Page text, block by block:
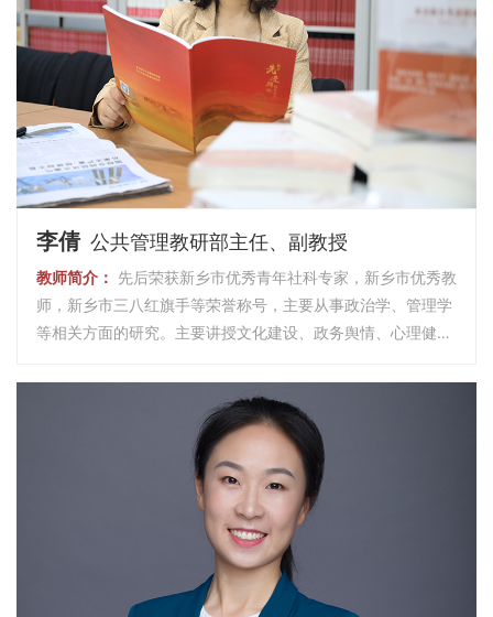
李倩 公共管理教研部主任、副教授
教师简介： 先后荣获新乡市优秀青年社科专家，新乡市优秀教
师，新乡市三八红旗手等荣誉称号，主要从事政治学、管理学
等相关方面的研究。主要讲授文化建设、政务舆情、心理健康